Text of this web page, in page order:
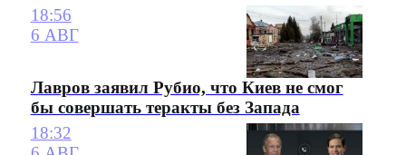
18:56
6 АВГ
Лавров заявил Рубио, что Киев не смог
бы совершать теракты без Запада
18:32